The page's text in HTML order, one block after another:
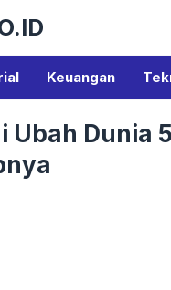
Keuangan
Ubah Dunia